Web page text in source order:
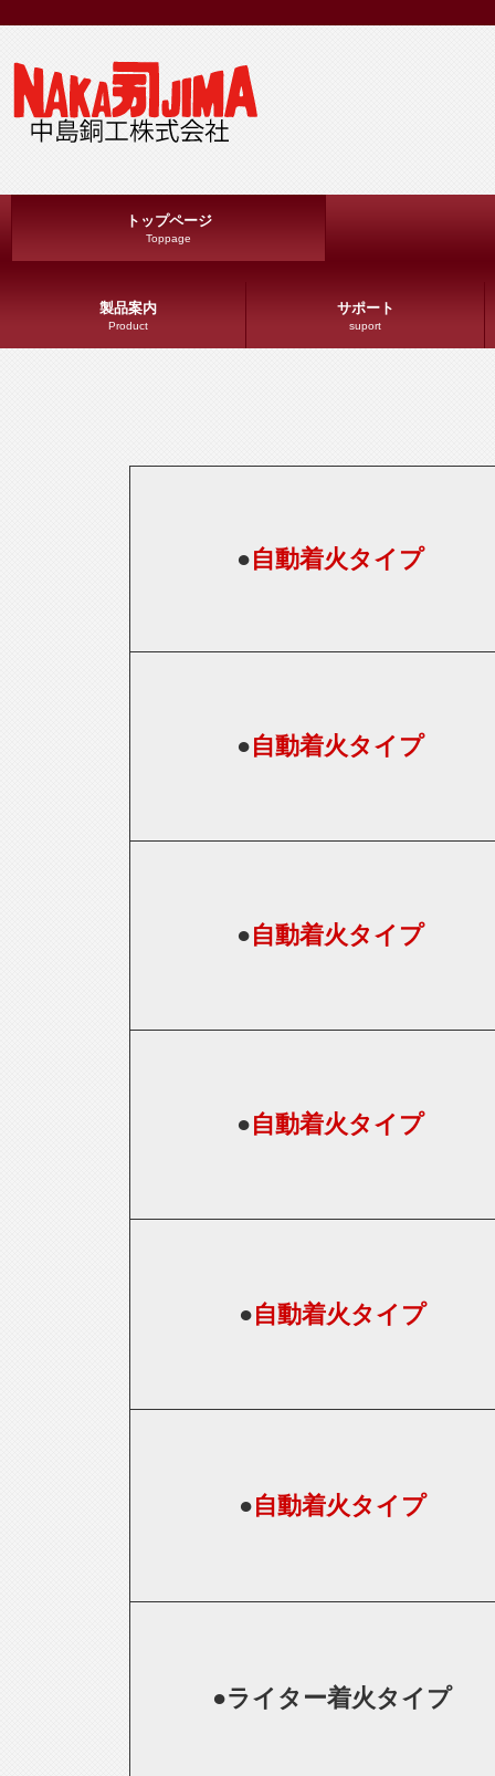
トップページ
Toppage
製品案内
Product
サポート
suport
●自動着火タイプ
●自動着火タイプ
●自動着火タイプ
●自動着火タイプ
●自動着火タイプ
●自動着火タイプ
●ライター着火タイプ